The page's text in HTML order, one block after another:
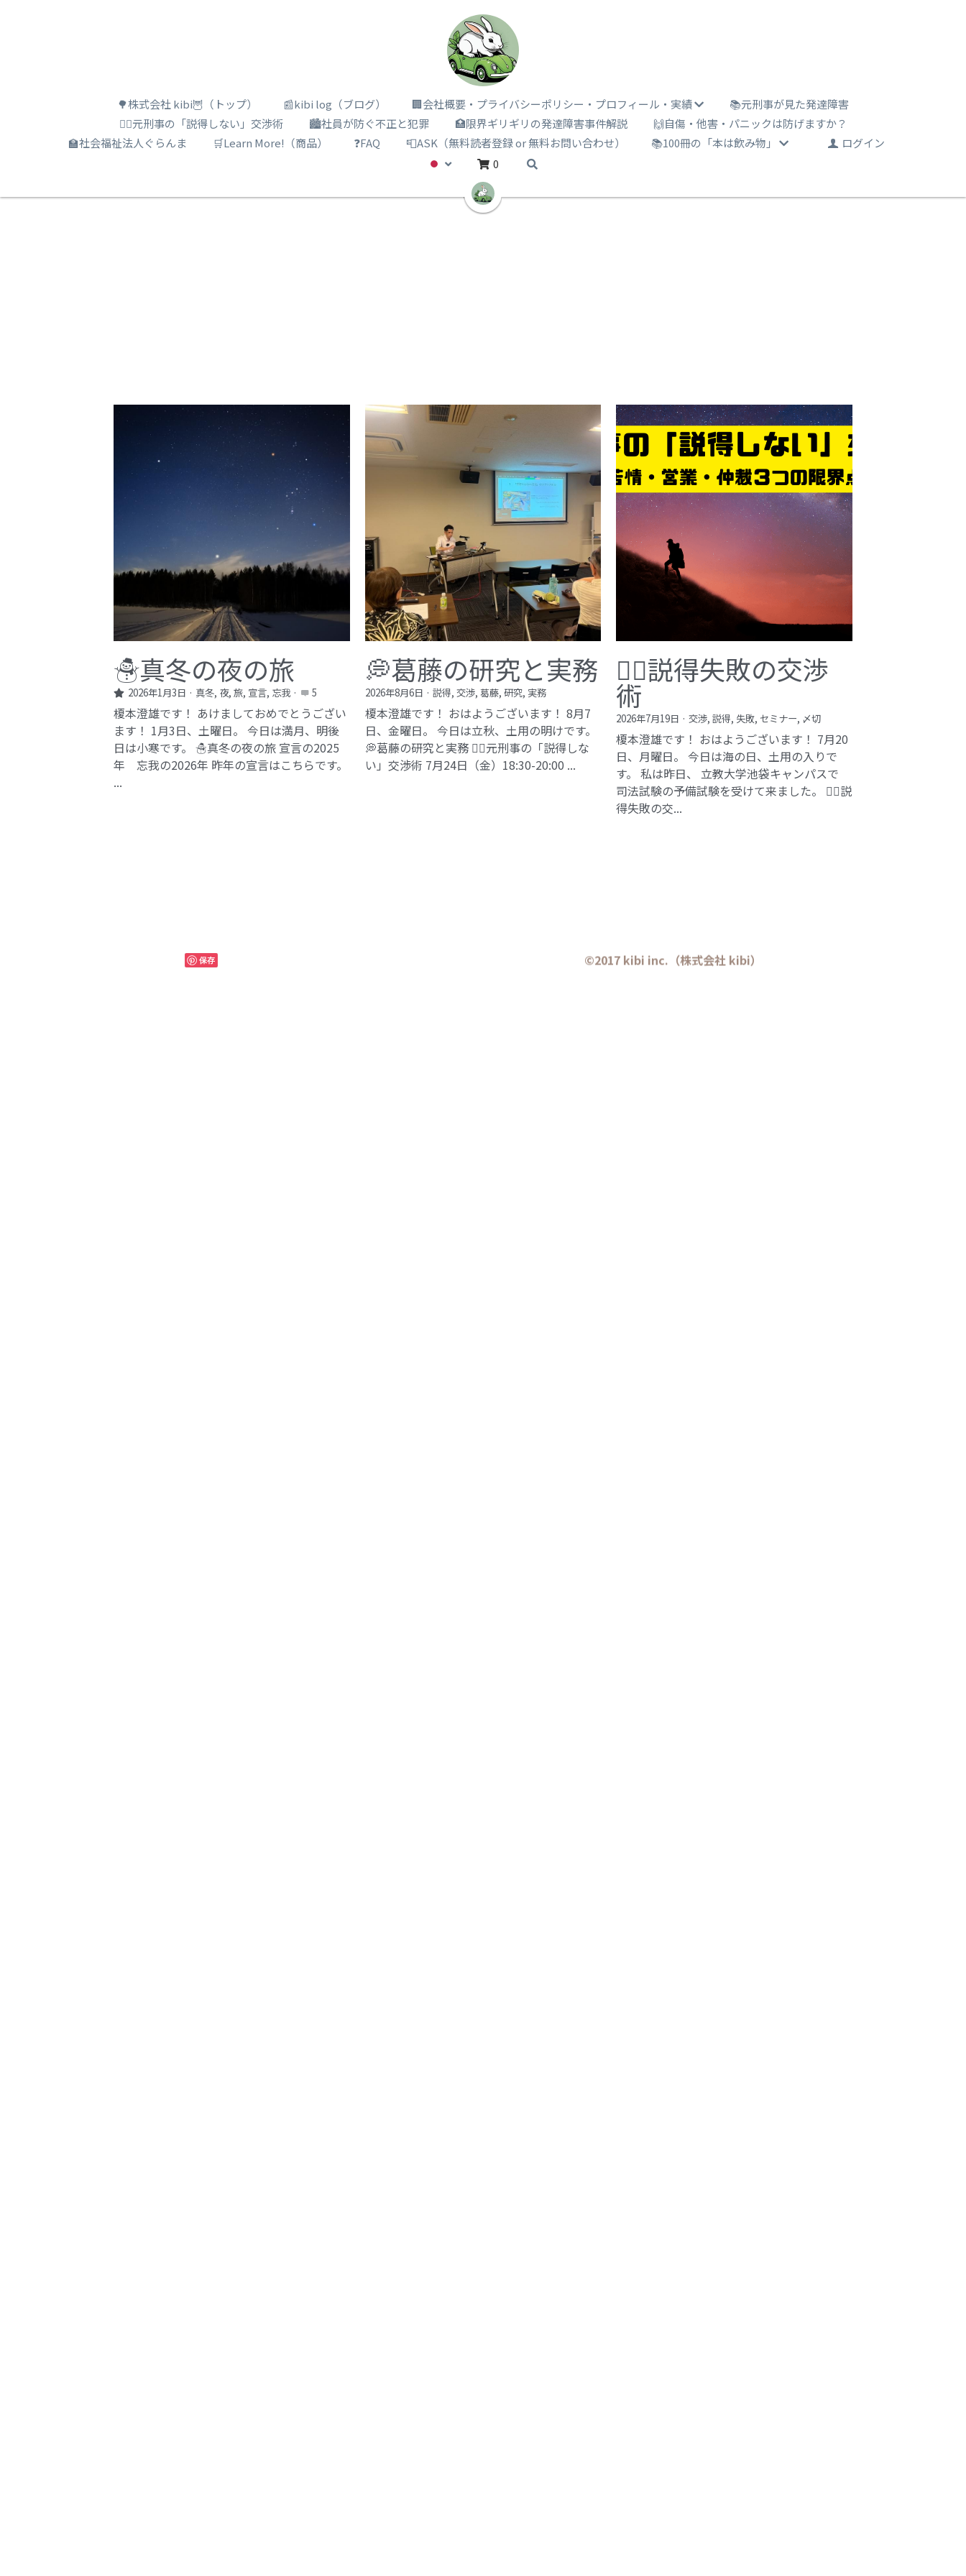
🌳株式会社 kibi🦉（トップ） 📰kibi log（ブログ） 🏢会社概要・プライバシーポリシー・プロフィール・実績
📚元刑事が見た発達障害
🕵️‍♂️元刑事の「説得しない」交渉術
🏙️社員が防ぐ不正と犯罪 🏥限界ギリギリの発達障害事件解説
🙌自傷・他害・パニックは防げますか？
🏫社会福祉法人ぐらんま
🛒Learn More!（商品） ❓FAQ 📮ASK（無料読者登録 or 無料お問い合わせ） 📚100冊の「本は飲み物」
ログイン
0
☃️真冬の夜の旅
2026年1月3日 · 真冬, 夜, 旅, 宣言, 忘我· 5
榎本澄雄です！ あけましておめでとうござい
ます！ 1月3日、土曜日。 今日は満月、明後
日は小寒です。 ☃️真冬の夜の旅 宣言の2025
年 忘我の2026年​ 昨年の宣言はこちらです。
...
💭葛藤の研究と実務
2026年8月6日 · 説得, 交渉, 葛藤, 研究, 実務
榎本澄雄です！ おはようございます！ 8月7
日、金曜日。 今日は立秋、土用の明けです。
💭葛藤の研究と実務 🕵️‍♂️元刑事の「説得しな
い」交渉術​ 7月24日（金）18:30-20:00 ...
🕵️‍♂️説得失敗の交渉
術
2026年7月19日 · 交渉, 説得, 失敗, セミナー, 〆切
榎本澄雄です！ おはようございます！ 7月20
日、月曜日。 今日は海の日、土用の入りで
す。 私は昨日、 立教大学池袋キャンパスで
司法試験の予備試験を受けて来ました。 🕵️‍♂️説
得失敗の交...
保存 ©2017 kibi inc.（株式会社 kibi）